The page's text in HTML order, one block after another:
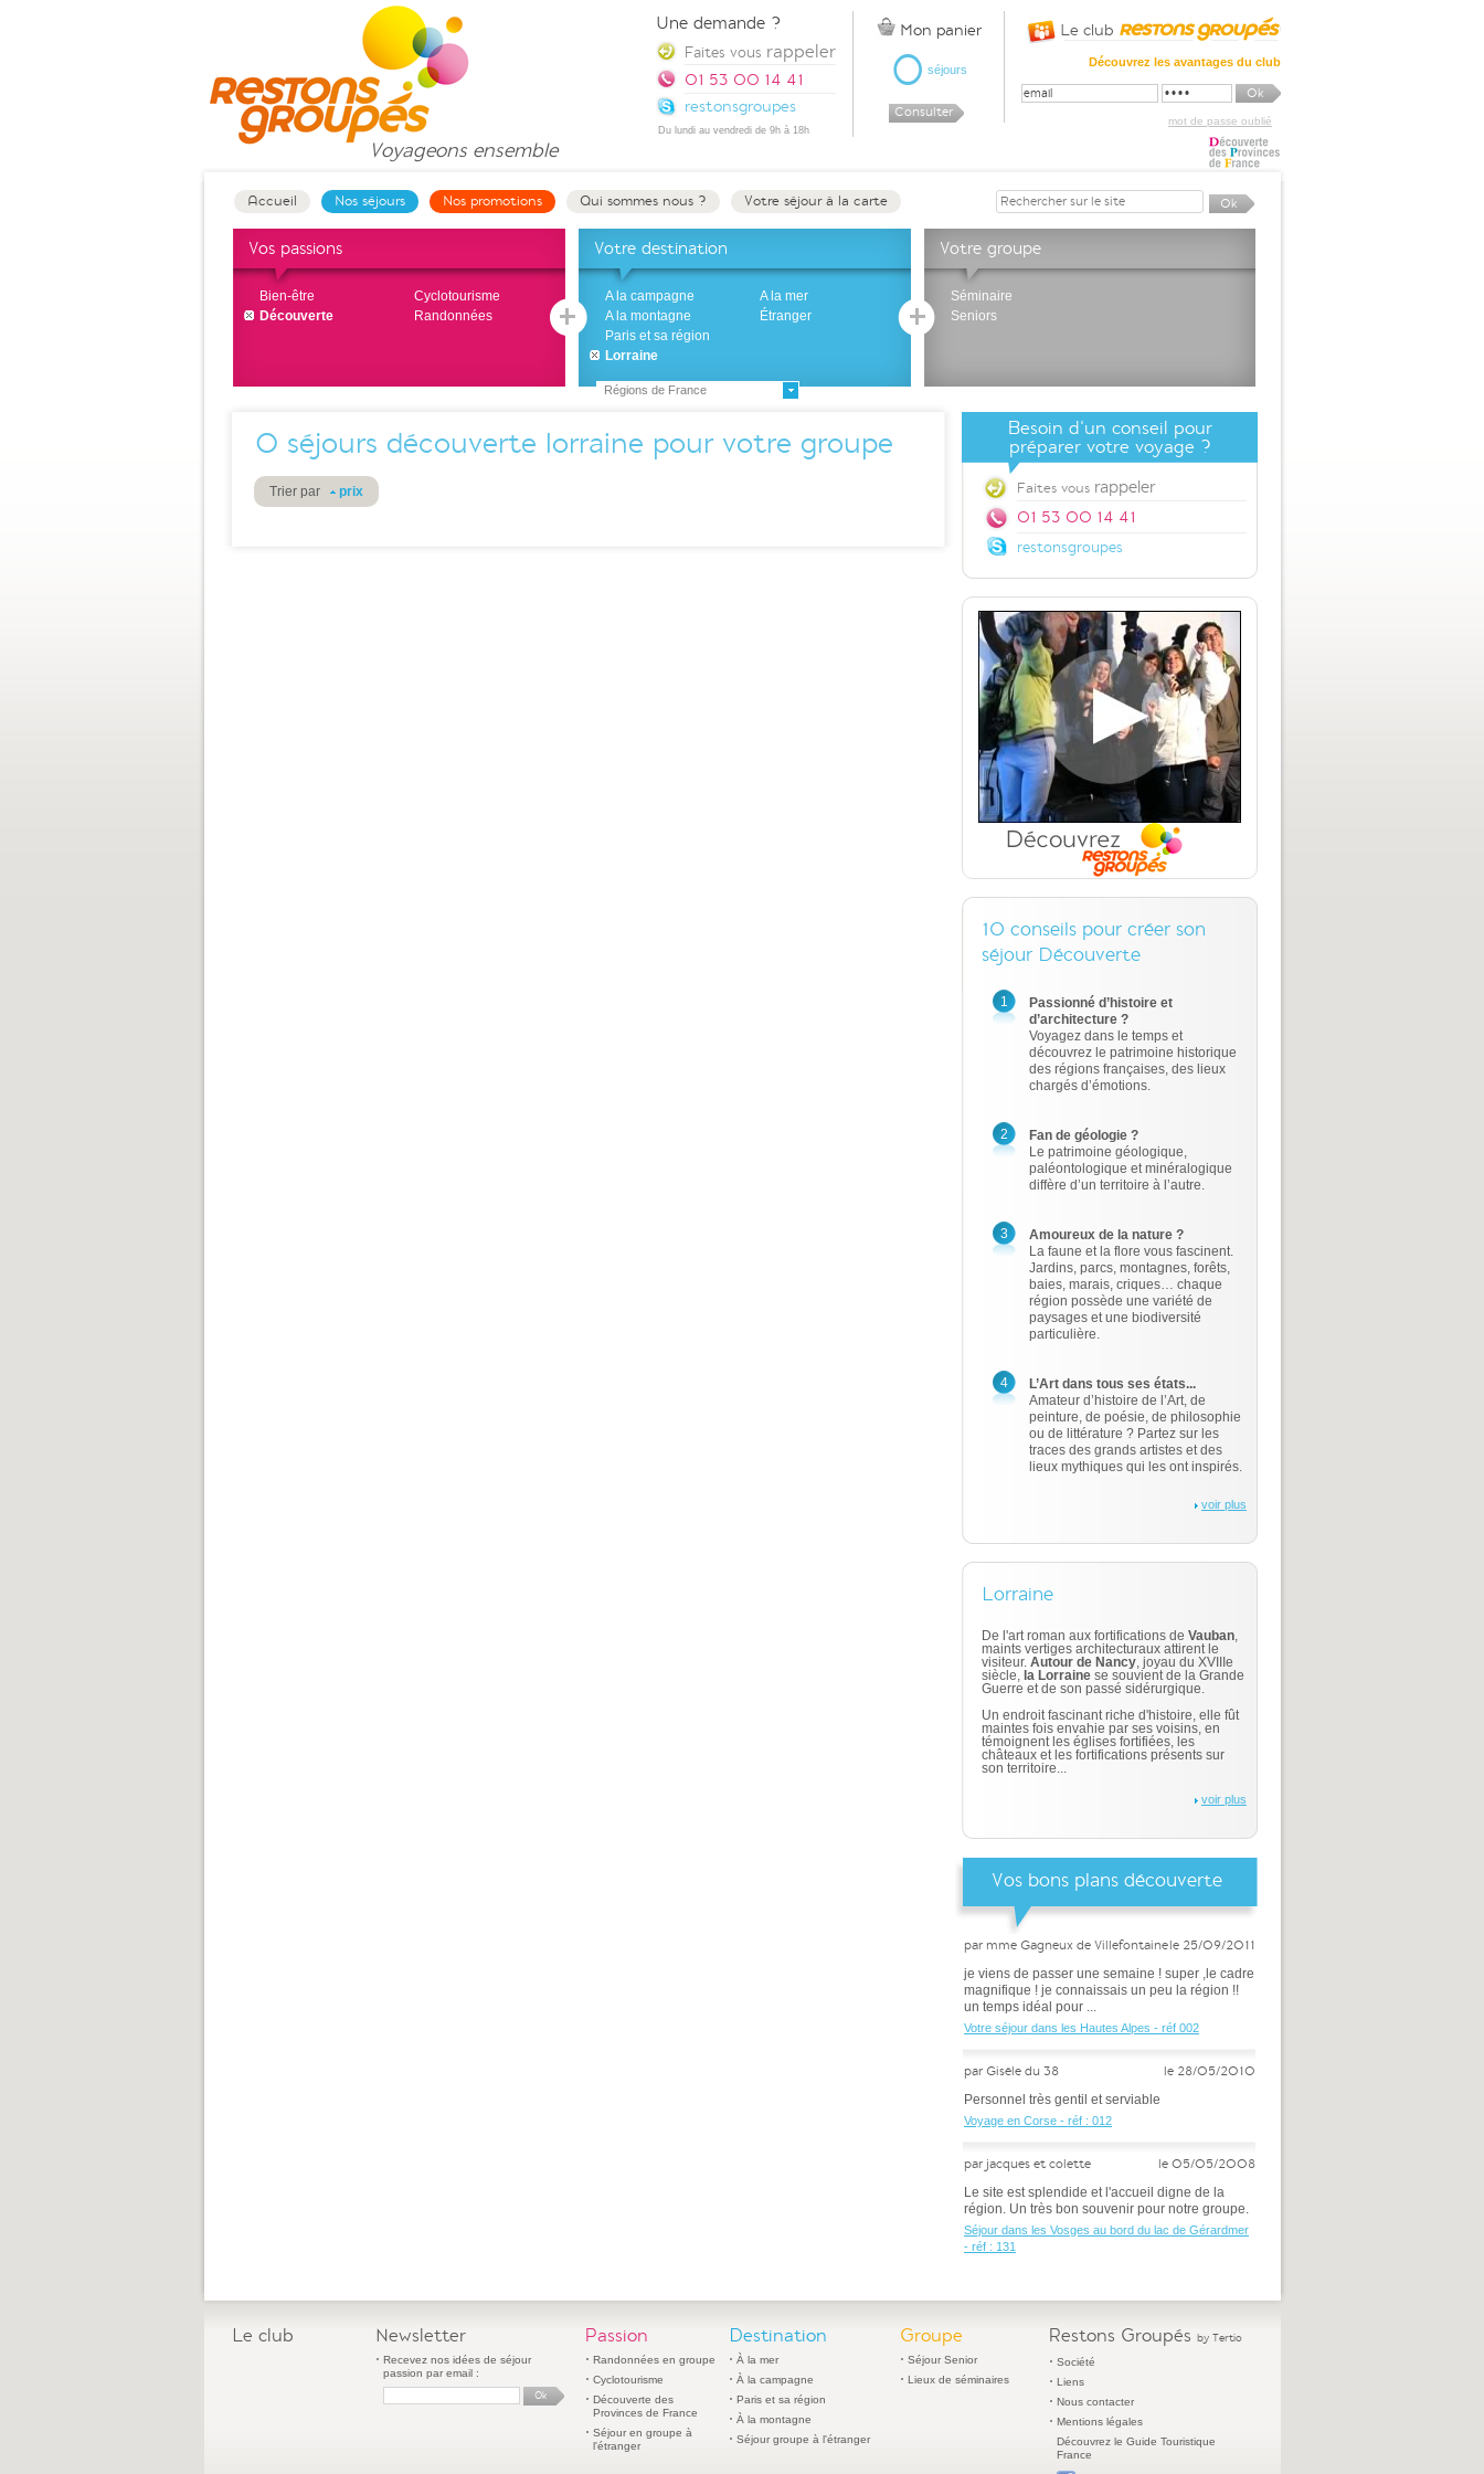
Voyageons ensemble
Accueil Nos séjours Nos promotions Qui sommes nous ? Votre séjour à la carte
Vos passions
Bien-être
Cyclotourisme
Découverte
Randonnées
Votre destination
A la campagne
A la mer
A la montagne
Étranger
Paris et sa région
Lorraine
Régions de France
Votre groupe
Séminaire
Seniors
0 séjours découverte lorraine pour votre groupe
Trier par prix
Besoin d'un conseil pour
préparer votre voyage ?
Faites vous rappeler
01 53 00 14 41
restonsgroupes
10 conseils pour créer son
séjour Découverte
1
Passionné d’histoire et
d’architecture ?
Voyagez dans le temps et
découvrez le patrimoine historique
des régions françaises, des lieux
chargés d’émotions.
2
Fan de géologie ?
Le patrimoine géologique,
paléontologique et minéralogique
diffère d’un territoire à l’autre.
3
Amoureux de la nature ?
La faune et la flore vous fascinent.
Jardins, parcs, montagnes, forêts,
baies, marais, criques… chaque
région possède une variété de
paysages et une biodiversité
particulière.
4
L’Art dans tous ses états...
Amateur d’histoire de l’Art, de
peinture, de poésie, de philosophie
ou de littérature ? Partez sur les
traces des grands artistes et des
lieux mythiques qui les ont inspirés.
voir plus
Lorraine
De l'art roman aux fortifications de Vauban,
maints vertiges architecturaux attirent le
visiteur. Autour de Nancy, joyau du XVIIIe
siècle, la Lorraine se souvient de la Grande
Guerre et de son passé sidérurgique.
Un endroit fascinant riche d'histoire, elle fût
maintes fois envahie par ses voisins, en
témoignent les églises fortifiées, les
châteaux et les fortifications présents sur
son territoire...
voir plus
Vos bons plans découverte
par mme Gagneux de Villefontainele 25/09/2011
je viens de passer une semaine ! super ,le cadre
magnifique ! je connaissais un peu la région !!
un temps idéal pour ...
Votre séjour dans les Hautes Alpes - réf 002
par Gisèle du 38 le 28/05/2010
Personnel très gentil et serviable
Voyage en Corse - réf : 012
par jacques et colette le 05/05/2008
Le site est splendide et l'accueil digne de la
région. Un très bon souvenir pour notre groupe.
Séjour dans les Vosges au bord du lac de Gérardmer
- réf : 131
Le club
Découvrez les avantages du club
mot de passe oublié
Mon panier
0 séjours
Consulter
Une demande ?
Faites vous rappeler
01 53 00 14 41
restonsgroupes
Du lundi au vendredi de 9h à 18h
Le club Newsletter
Recevez nos idées de séjour
passion par email :
Passion
Randonnées en groupe
Cyclotourisme
Découverte des
Provinces de France
Séjour en groupe à
l'étranger
Destination
À la mer
À la campagne
Paris et sa région
À la montagne
Séjour groupe à l'étranger
Groupe
Séjour Senior
Lieux de séminaires
Restons Groupés by Tertio
Société
Liens
Nous contacter
Mentions légales
Découvrez le Guide Touristique
France